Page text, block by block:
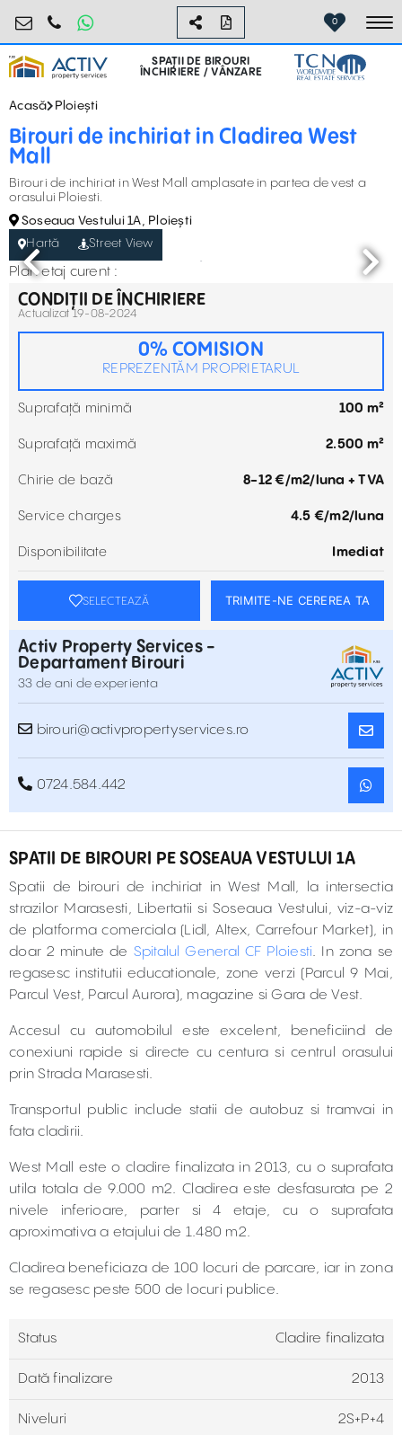
birouri@activpropertyservices.ro
0724.584.442 0
SPAȚII DE BIROURI
ÎNCHIRIERE / VÂNZARE
Acasă Ploiești
Birouri de inchiriat in Cladirea West
Mall
Birouri de inchiriat in West Mall amplasate in partea de vest a
orasului Ploiesti.
Soseaua Vestului 1A, Ploiești
Hartă
Street View
Plan etaj curent :
CONDIȚII DE ÎNCHIRIERE
Actualizat 19-08-2024
0% COMISION
REPREZENTĂM PROPRIETARUL
Suprafață minimă 100 m²
Suprafață maximă 2.500 m²
Chirie de bază 8-12 €/m2/luna + TVA
Service charges 4.5 €/m2/luna
Disponibilitate Imediat
SELECTEAZĂ TRIMITE-NE CEREREA TA
Activ Property Services -
Departament Birouri
33 de ani de experienta
birouri@activpropertyservices.ro
0724.584.442
SPATII DE BIROURI PE SOSEAUA VESTULUI 1A
Spatii de birouri de inchiriat in West Mall, la intersectia
strazilor Marasesti, Libertatii si Soseaua Vestului, viz-a-viz
de platforma comerciala (Lidl, Altex, Carrefour Market), in
doar 2 minute de Spitalul General CF Ploiesti. In zona se
regasesc institutii educationale, zone verzi (Parcul 9 Mai,
Parcul Vest, Parcul Aurora), magazine si Gara de Vest.
Accesul cu automobilul este excelent, beneficiind de
conexiuni rapide si directe cu centura si centrul orasului
prin Strada Marasesti.
Transportul public include statii de autobuz si tramvai in
fata cladirii.
West Mall este o cladire finalizata in 2013, cu o suprafata
utila totala de 9.000 m2. Cladirea este desfasurata pe 2
nivele inferioare, parter si 4 etaje, cu o suprafata
aproximativa a etajului de 1.480 m2.
Cladirea beneficiaza de 100 locuri de parcare, iar in zona
se regasesc peste 500 de locuri publice.
Status Cladire finalizata
Dată finalizare 2013
Niveluri 2S+P+4